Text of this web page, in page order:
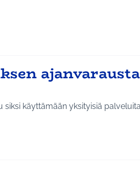
käyttämään yksityisiä
Hyvinvoiva Tuusula